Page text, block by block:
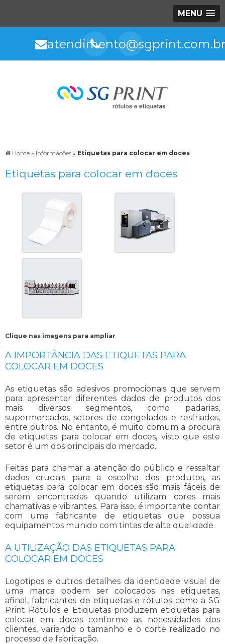
MENU
atendimento@sgprint.com.br
Home » Informações » Etiquetas para colocar em doces
Etiquetas para colocar em doces
Clique nas imagens para ampliar
A IMPORTÂNCIA DAS ETIQUETAS PARA
COLOCAR EM DOCES
As etiquetas são adesivos promocionais que servem
para apresentar diferentes dados de produtos dos
mais diversos segmentos, como padarias,
supermercados, setores de congelados e resfriados,
entre outros. No entanto, é muito comum a procura
deetiquetas para colocar em doces, visto que este
setor é um dos principais do mercado.
Feitas para chamar a atenção do público e ressaltar
dados cruciais para a escolha dos produtos, as
etiquetas para colocar em docessão mais fáceis de
serem encontradas quando utilizam cores mais
chamativas e vibrantes. Para isso, é importante contar
com uma fabricante de etiquetas que possua
equipamentos munido com tintas de alta qualidade.
A UTILIZAÇÃO DAS ETIQUETAS PARA
COLOCAR EM DOCES
Logotipos e outros detalhes da identidade visual de
uma marca podem ser colocados nas etiquetas,
afinal, fabricantes de etiquetas e rótulos como a SG
Print Rótulos e Etiquetas produzemetiquetas para
colocar em docesconforme as necessidades dos
clientes, variando o tamanho e o corte realizado no
processo de fabricação.